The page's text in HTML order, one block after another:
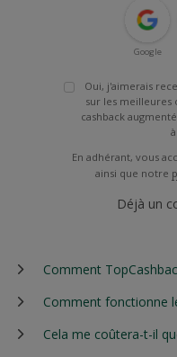
Google
Oui, j'aimerais
sur les meilleures
cashback
En adhérant, vous
ainsi que notre
Déjà un
Comment
Comment fonctionne
Cela me coûtera-t-il